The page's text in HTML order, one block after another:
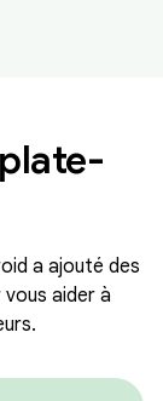
a ajouté des
aider à